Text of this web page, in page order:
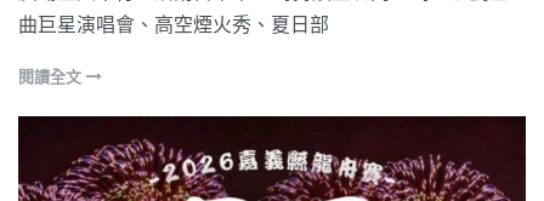
曲巨星演唱會、高空煙火秀、夏日部
閱讀全文